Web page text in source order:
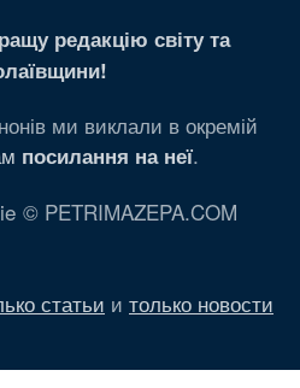
редакцію світу та
ми виклали в окремій
посилання на неї.
© PETRIMAZEPA.COM
статьи и только новости